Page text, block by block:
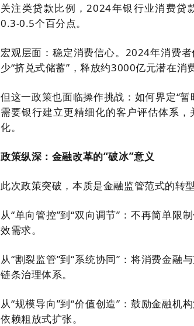
关注类贷款比例，2024年银行业消费贷
0.3-0.5个百分点。
宏观层面：稳定消费信心。2024年消费
少“挤兑式储蓄”，释放约3000亿元潜在消
但这一政策也面临操作挑战：如何界定“
需要银行建立更精细化的客户评估体系
化。
政策纵深：金融改革的“破冰”意义
此次政策突破，本质是金融监管范式的转型
从“单向管控”到“双向调节”：不再简单限
效需求。
从“割裂监管”到“系统协同”：将消费金融
链条治理体系。
从“规模导向”到“价值创造”：鼓励金融机
依赖粗放式扩张。